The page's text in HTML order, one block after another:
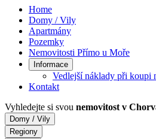
Home
Domy / Vily
Apartmány
Pozemky
Nemovitosti Přímo u Moře
Informace
Vedlejší náklady při koupi
Kontakt
Vyhledejte si svou nemovitost v
Domy / Vily
Regiony